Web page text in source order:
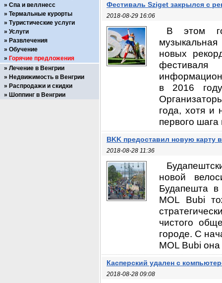
Фестиваль Sziget закрылся с
2018-08-29 16:06
В этом
новых
в 2016
года, хотя и
первого шага
BKK предоставил новую
2018-08-28 11:36
новой
Будапешта в
MOL Bubi
чистого
городе. С
MOL Bubi
Касперский удален с
2018-08-28 09:08
Спа и веллнесс
Термальные курорты
Туристические услуги
Услуги
Развлечения
Обучение
Горячие предложения
Лечение в Венгрии
Недвижимость в Венгрии
Распродажи и скидки
Шоппинг в Венгрии